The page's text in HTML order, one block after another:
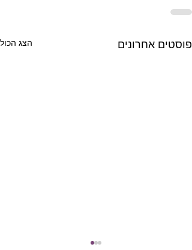
פוסטים אחרונים הצג הכול